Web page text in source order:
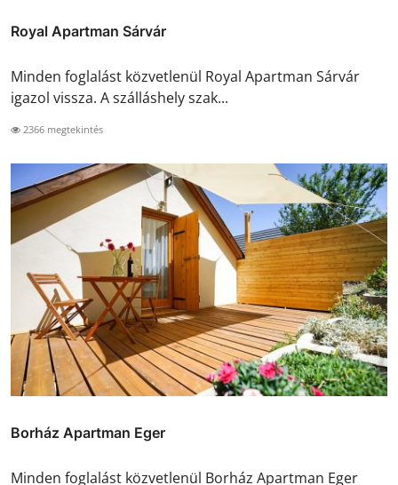
Royal Apartman Sárvár
Minden foglalást közvetlenül Royal Apartman Sárvár
igazol vissza. A szálláshely szak...
2366 megtekintés
Borház Apartman Eger
Minden foglalást közvetlenül Borház Apartman Eger